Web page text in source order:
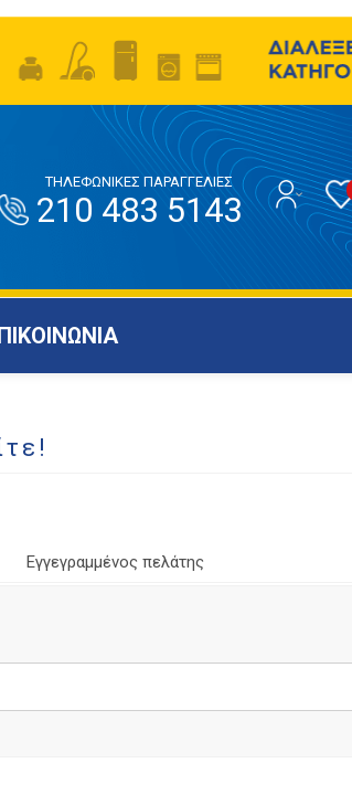
ΤΗΛΕΦΩΝΙΚΕΣ ΠΑΡΑΓΓΕΛΙΕΣ
210 483 5143
Εγγεγραμμένος πελάτης